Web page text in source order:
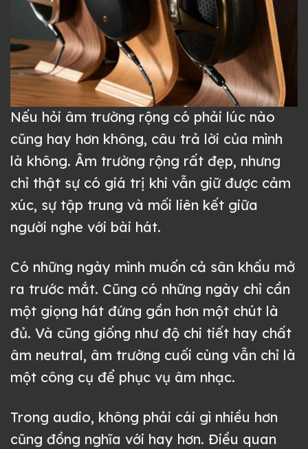
Nếu hỏi âm trường rộng có phải lúc nào
cũng hay hơn không, câu trả lời của mình
là không. Âm trường rộng rất đẹp, nhưng
chỉ thật sự có giá trị khi vẫn giữ được cảm
xúc, sự tập trung và mối liên kết giữa
người nghe với bài hát.
Có những ngày mình muốn cả sân khấu mở
ra trước mắt. Cũng có những ngày chỉ cần
một giọng hát đứng gần hơn một chút là
đủ. Và cũng giống như độ chi tiết hay chất
âm neutral, âm trường cuối cùng vẫn chỉ là
một công cụ để phục vụ âm nhạc.
Trong audio, không phải cái gì nhiều hơn
cũng đồng nghĩa với hay hơn. Điều quan